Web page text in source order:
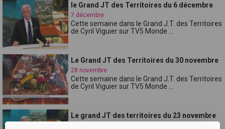
le Grand JT des Territoires du 6 décembre
7 décembre
Cette semaine dans le Grand J.T. des Territoires
de Cyril Viguier sur TV5 Monde ...
Le Grand JT des Territoires du 30 novembre
28 novembre
Cette semaine dans le Grand J.T. des Territoires
de Cyril Viguier sur TV5 Monde ...
Le grand JT des territoires du 23 novembre